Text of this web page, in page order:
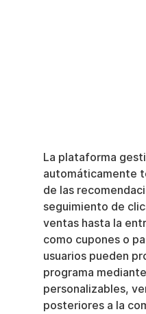
La plataforma
automáticamente
de las
seguimiento de
ventas hasta la
como cupones o
usuarios pueden
programa
personalizables,
posteriores a la